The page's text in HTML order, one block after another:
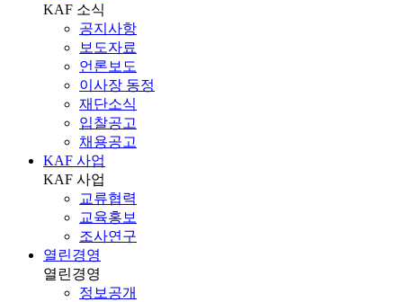
KAF 소식
공지사항
보도자료
언론보도
이사장 동정
재단소식
입찰공고
채용공고
KAF 사업
KAF 사업
교류협력
교육홍보
조사연구
열린경영
열린경영
정보공개